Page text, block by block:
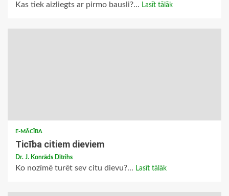
Kas tiek aizliegts ar pirmo bausli?... Lasīt tālāk
E-MĀCĪBA
Ticība citiem dieviem
Dr. J. Konrāds Dītrihs
Ko nozīmē turēt sev citu dievu?... Lasīt tālāk